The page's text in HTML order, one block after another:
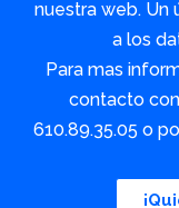
nuestra web. Un
a los
Para mas
contacto
610.89.35.05 o